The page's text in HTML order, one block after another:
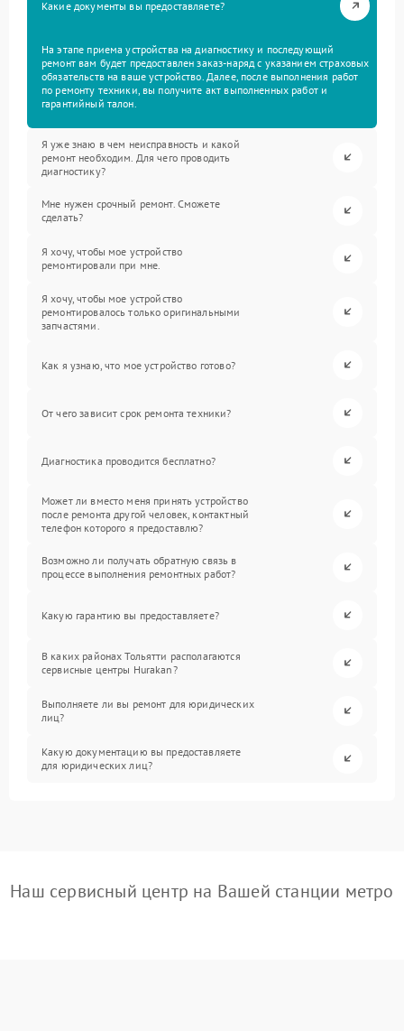
Какие документы вы предоставляете?
На этапе приема устройства на диагностику и последующий
ремонт вам будет предоставлен заказ-наряд с указанием страховых
обязательств на ваше устройство. Далее, после выполнения работ
по ремонту техники, вы получите акт выполненных работ и
гарантийный талон.
Я уже знаю в чем неисправность и какой
ремонт необходим. Для чего проводить
диагностику?
Мне нужен срочный ремонт. Сможете
сделать?
Я хочу, чтобы мое устройство
ремонтировали при мне.
Я хочу, чтобы мое устройство
ремонтировалось только оригинальными
запчастями.
Как я узнаю, что мое устройство готово?
От чего зависит срок ремонта техники?
Диагностика проводится бесплатно?
Может ли вместо меня принять устройство
после ремонта другой человек, контактный
телефон которого я предоставлю?
Возможно ли получать обратную связь в
процессе выполнения ремонтных работ?
Какую гарантию вы предоставляете?
В каких районах Тольятти располагаются
сервисные центры Hurakan?
Выполняете ли вы ремонт для юридических
лиц?
Какую документацию вы предоставляете
для юридических лиц?
Наш сервисный центр на Вашей станции метро